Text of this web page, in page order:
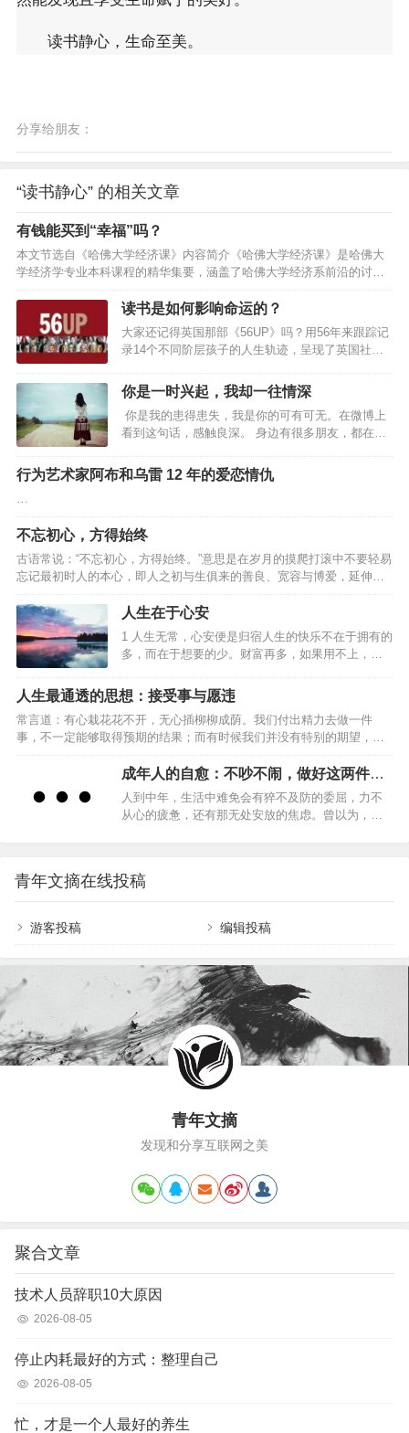
读书静心，生命至美。
分享给朋友：
“读书静心” 的相关文章
有钱能买到“幸福”吗？
本文节选自《哈佛大学经济课》内容简介《哈佛大学经济课》是哈佛大
学经济学专业本科课程的精华集要，涵盖了哈佛大学经济系前沿的讨论
和思考。它以记者视角记录了哈佛大学经济学教学方式、课堂互动以及
治学精神，让我们同作者一起走进哈佛大学的课堂，聆听哈佛教授的讲
解。全书分为四章，分别提炼了曼昆、莱布森、费尔德斯坦、卡特勒等
四位哈佛大学教授的讲义精华。经济学家眼里的幸福”幸福”
（happiness）是一个比较前沿的研究领域，近年来，越来越多的人投入
这方面的研究。这些研究都有数据主观（被采访者自报幸福程度）、定
义…
读书是如何影响命运的？
大家还记得英国那部《56UP》吗？用56年来跟踪记
录14个不同阶层孩子的人生轨迹，呈现了英国社会
育改变命运在中国又是怎样的呢？在中国，导演郑
琼，也做了相似的一部纪录片，叫《出·路》。她跟
踪拍摄了农村孩子，小镇青年，国际大都市里的少
女的人生十年。让你看到三个阶层的孩子，“读书”是
如何影响命运的。（从左到右）袁晗寒、徐佳、马
百娟现在让我们从最开始的2009年，展开时间线。
你是一时兴起，我却一往情深
你是我的患得患失，我是你的可有可无。在微博上
看到这句话，感触良深。 身边有很多朋友，都在感
却是无尽的冷漠和伤害。 有一个朋友，和男友相处
了一段时间以后决定结婚，朋友认定了那个男人，
事。 于是兴奋冲昏了头脑，以致她完全没有感觉到
男友微妙的态度变化。男友对婚礼完全不上心，她
也一点都不在意，自己挑起了全部的担子，制作请
柬，联系婚庆，挑选礼服，从头到尾都好像她一个
行为艺术家阿布和乌雷 12 年的爱恋情仇
…
不忘初心，方得始终
古语常说：“不忘初心，方得始终。”意思是在岁月的摸爬打滚中不要轻易
忘记最初时人的本心，即人之初与生俱来的善良、宽容与博爱，延伸开
来就是指不要被现实打败了梦想，应该坚守理想。但是，现实的状况往
往是这样：也许你原本觉得拥有一样东西，就拥有了幸福；也许你原本
觉得完成了某件事，这一阶段的生活就变得圆满；也许你原本觉得你现
在所想要得到的一切就是最终你想要的全部。然而，事实却往往不是这
样，当你实现了最初的愿望，你会不自觉地开始思考：我要的仅仅只有
这些吗？再回首时，发现自己已经变了，变得贪婪或者是刻薄，变得
失…
人生在于心安
1 人生无常，心安便是归宿人生的快乐不在于拥有的
多，而在于想要的少。财富再多，如果用不上，也
自己需要什么，需要多少，然后再去追求。有目的
地寻找，总要比无目的地获取能给人们更大的幸福
感。2 生命的意义在于让别人快乐人生的真正意义不
在于长度，而在于质量。人生的质量不在于拥有多
少，而在于帮助别人多少。想要做到这点，自然要
从做个好人开始。约束自己、爱护亲友、帮助他
人，让自己成为别人需要的人，让自己在别人的人
生中占有一个位置，生命才算是真正的精彩。3 无限
人生最通透的思想：接受事与愿违
常言道：有心栽花花不开，无心插柳柳成荫。我们付出精力去做一件
事，不一定能够取得预期的结果；而有时候我们并没有特别的期望，却
无意中获得意想不到的收获。人生充满了不确定性，而怎样才算真正的
通透？走过半生，比起年轻时的激情与冲劲，我们更需要的是一份随遇
而安的从容。接受事与愿违，是中年人该有的通透。01事与愿违，本是
人生常态林清玄说：“人生不如意之事十有八九，常想一二，不思八九，
事事如意。”在人生的旅途中，不如意之事远比如意之事要多得多。我们
成年人的自愈：不吵不闹，做好这两件事
就够了
人到中年，生活中难免会有猝不及防的委屈，力不
从心的疲惫，还有那无处安放的焦虑。曾以为，歇
不在向外索取情绪慰藉，而在向内探寻内心力量。
不吵不闹，稳住自己，做好这两件事，是成年人穿
越生活迷雾的底气。01闭嘴古希腊哲学家苏格拉底
曾被问及，为何总是聆听多于言说。他的回答蕴含
是要我们多听少说。”他更是告诫门生，说话前先想
三件事：是…
青年文摘在线投稿
游客投稿 编辑投稿
青年文摘
发现和分享互联网之美
聚合文章
技术人员辞职10大原因
2026-08-05
停止内耗最好的方式：整理自己
2026-08-05
忙，才是一个人最好的养生